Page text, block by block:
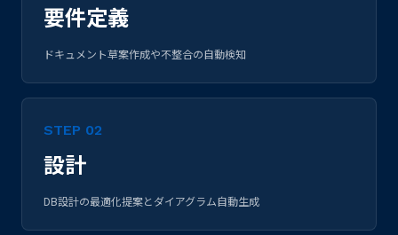
要件定義
ドキュメント草案作成や不整合の自動検知
STEP 02
設計
DB設計の最適化提案とダイアグラム自動生成